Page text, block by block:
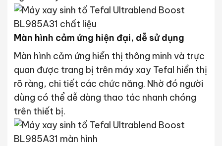
Màn hình cảm ứng hiện đại, dễ sử dụng
Màn hình cảm ứng hiển thị thông minh và trực
quan được trang bị trên máy xay Tefal hiển thị
rõ ràng, chi tiết các chức năng. Nhờ đó người
dùng có thể dễ dàng thao tác nhanh chóng
trên thiết bị.